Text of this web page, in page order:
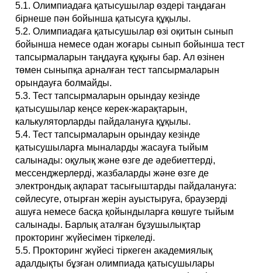
5.1. Олимпиадаға қатысушылар өздері таңдаған
бірнеше пән бойынша қатысуға құқылы.
5.2. Олимпиадаға қатысушылар өзі оқитын сынып
бойынша немесе одан жоғары сынып бойынша тест
тапсырмаларын таңдауға құқығы бар. Ал өзінен
төмен сыныпқа арналған тест тапсырмаларын
орындауға болмайды.
5.3. Тест тапсырмаларын орындау кезінде
қатысушылар кеңсе керек-жарақтарын,
калькуляторларды пайдалануға құқылы.
5.4. Тест тапсырмаларын орындау кезінде
қатысушыларға мыналарды жасауға тыйым
салынады: оқулық және өзге де әдебиеттерді,
мессенджерлерді, жазбаларды және өзге де
электрондық ақпарат тасығыштарды пайдалануға:
сөйлесуге, отырған жерін ауыстыруға, браузерді
ашуға немесе басқа қойындыларға көшуге тыйым
салынады. Барлық аталған бұзушылықтар
прокторинг жүйесімен тіркеледі.
5.5. Прокторинг жүйесі тіркеген академиялық
адалдықты бұзған олимпиада қатысушылары